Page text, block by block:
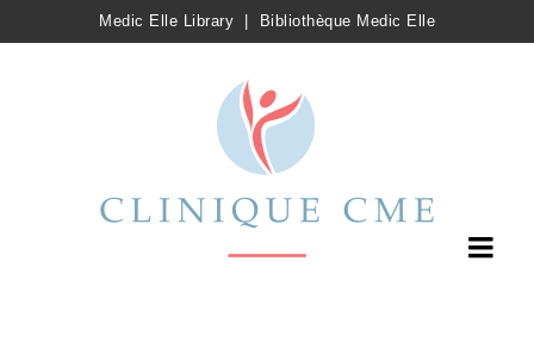
Medic Elle Library Bibliothèque Medic Elle